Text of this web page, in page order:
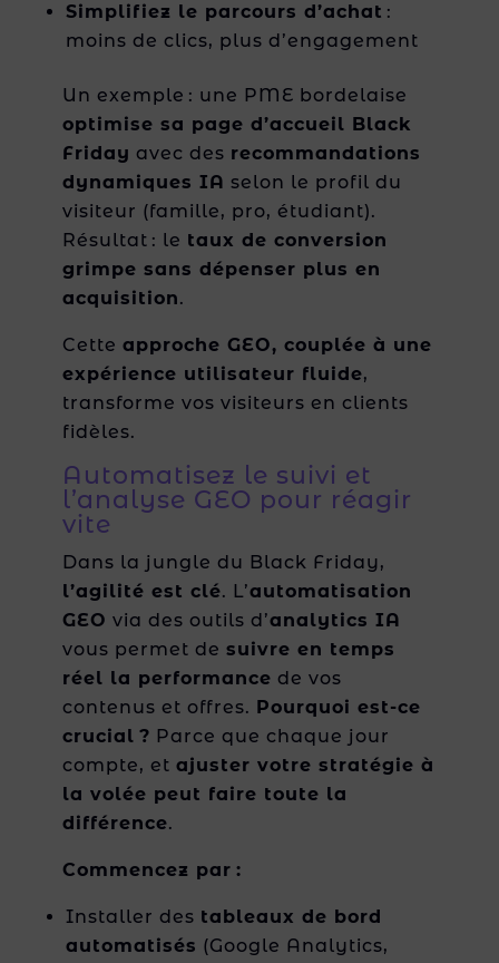
Simplifiez le parcours d’achat :
moins de clics, plus d’engagement
Un exemple : une PME bordelaise
optimise sa page d’accueil Black
Friday avec des recommandations
dynamiques IA selon le profil du
visiteur (famille, pro, étudiant).
Résultat : le taux de conversion
grimpe sans dépenser plus en
acquisition.
Cette approche GEO, couplée à une
expérience utilisateur fluide,
transforme vos visiteurs en clients
fidèles.
Automatisez le suivi et
l’analyse GEO pour réagir
vite
Dans la jungle du Black Friday,
l’agilité est clé. L’automatisation
GEO via des outils d’analytics IA
vous permet de suivre en temps
réel la performance de vos
contenus et offres. Pourquoi est-ce
crucial ? Parce que chaque jour
compte, et ajuster votre stratégie à
la volée peut faire toute la
différence.
Commencez par :
Installer des tableaux de bord
automatisés (Google Analytics,